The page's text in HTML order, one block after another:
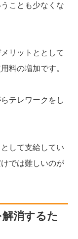
ことも少なくな
リットととして
料の増加です。
テレワークをし
して支給してい
では難しいのが
消するた